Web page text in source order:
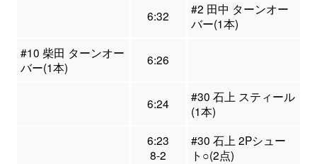
6:32
#2 田中 ターンオー
バー(1本)
#10 柴田 ターンオー
バー(1本)
6:26
6:24
#30 石上 スティール
(1本)
6:23
8-2
#30 石上 2Pシュー
ト○(2点)